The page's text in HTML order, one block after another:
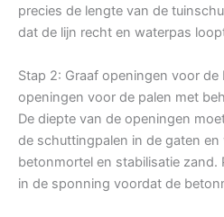
precies de lengte van de
dat de lijn recht en waterpas
Stap 2: Graaf openingen voor de
openingen voor de palen met
De diepte van de openingen
de schuttingpalen in de gaten en
betonmortel en stabilisatie zand.
in de sponning voordat de